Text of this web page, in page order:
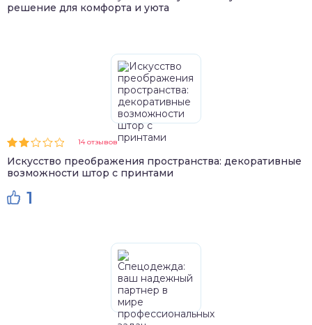
решение для комфорта и уюта
14 отзывов
Искусство преображения пространства: декоративные
возможности штор с принтами
1